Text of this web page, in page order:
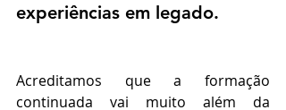
experiências em legado.
Acreditamos que a formação
continuada vai muito além da